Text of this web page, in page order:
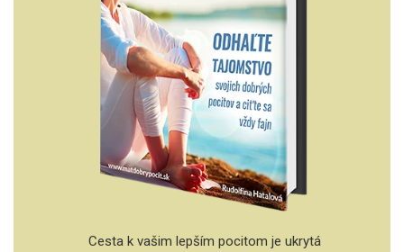
Cesta k vašim lepším pocitom je ukrytá